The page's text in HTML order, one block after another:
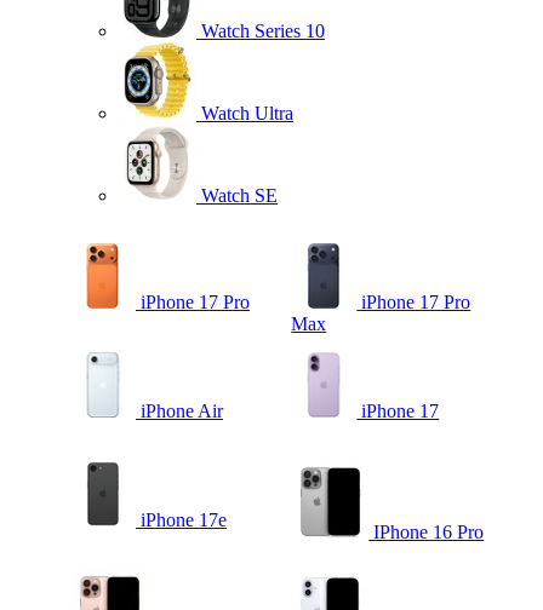
Watch Series 10
Watch Ultra
Watch SE
iPhone 17 Pro
iPhone 17 Pro
Max
iPhone Air iPhone 17
iPhone 17e
IPhone 16 Pro